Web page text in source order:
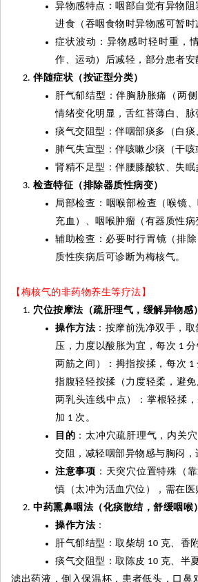
异物感特点：咽部自觉有异物阻
进食（吞咽食物时异物感可暂
症状波动：异物感时轻时重，
作、运动）后减轻，部分患者安
伴随症状（按证型分类）
肝气郁结型：伴胸胁胀痛（两
情绪变化明显，舌红苔薄白、脉
痰气交阻型：伴咽部痰多（白
肺气失宣型：伴咳嗽少痰（干
肾精不足型：伴腰膝酸软、失
检查特征（排除器质性病变）
局部检查：咽喉部检查（喉镜
充血）、咽喉肿瘤（有器质性病
辅助检查：必要时行胃镜（排
质性疾病后可诊断为梅核气。
【梅核气的非药物养生等疗法】
穴位按摩法（疏肝理气，缓解异物感）
操作方法 ：按摩前洗净双手，
压，力度以酸胀为宜，每次 1
两筋之间）：拇指按揉，每次 1
指腹轻轻按揉（力度轻柔，避
两乳头连线中点）：掌根轻揉
加 1 次。
目的 ：太冲穴疏肝理气，内关
交阻，减轻咽部异物感与胸闷
注意事项 ：天突穴位置特殊（
慎（太冲为活血穴位），需在
中药熏鼻咽法（化痰散结，舒缓咽喉）
操作方法 ：
肝气郁结型：取柴胡 10 克、香
痰气交阻型：取陈皮 10 克、半夏
滤出药液，倒入保温杯，患者低头，口